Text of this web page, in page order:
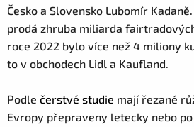
Česko a Slovensko Lubomír
prodá zhruba miliarda
roce 2022 bylo více než 4 miliony
to v obchodech Lidl a Kaufland.
Podle čerstvé studie mají řezané
Evropy přepraveny letecky nebo